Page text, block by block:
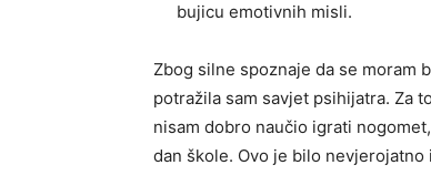
bujicu emotivnih misli.
Zbog silne spoznaje da se moram
potražila sam savjet psihijatra. Za
nisam dobro naučio igrati
dan škole. Ovo je bilo nevjerojatno